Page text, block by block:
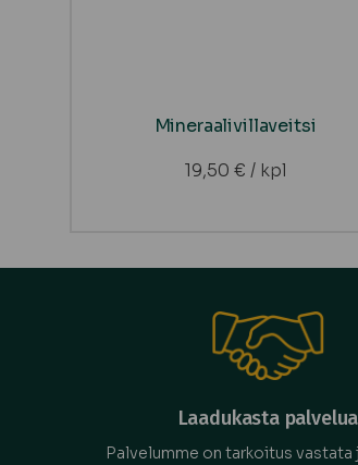
Mineraalivillaveitsi
19,50 € / kpl
Laadukasta palvelua
Palvelumme on tarkoitus vastata